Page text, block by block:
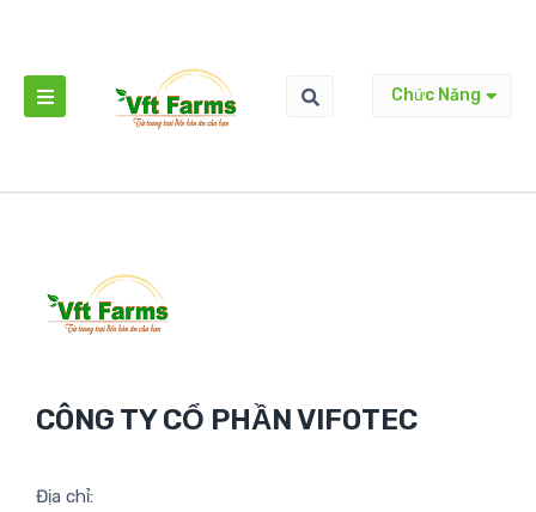
Chức Năng
CÔNG TY CỔ PHẦN VIFOTEC
Địa chỉ: